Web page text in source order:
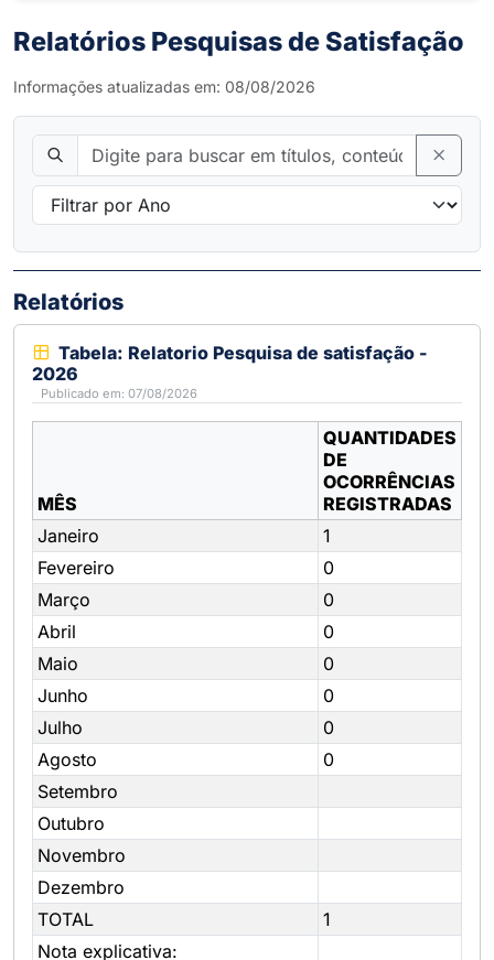
Relatórios Pesquisas de Satisfação
Informações atualizadas em: 08/08/2026
Relatórios
Tabela: Relatorio Pesquisa de satisfação -
2026
Publicado em: 07/08/2026
MÊS
QUANTIDADES
DE
OCORRÊNCIAS
REGISTRADAS
Janeiro
1
Fevereiro
0
Março
0
Abril
0
Maio
0
Junho
0
Julho
0
Agosto
0
Setembro
Outubro
Novembro
Dezembro
TOTAL
1
Nota explicativa: